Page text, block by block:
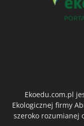
Ekoedu.com.pl
Ekologicznej firmy
szeroko rozumianej